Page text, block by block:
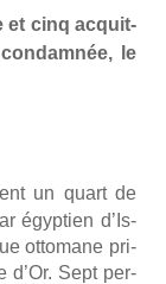
et cinq acquit­
le
un quart de
égyp­tien d’Is­
otto­mane pri­
d’Or. Sept per­